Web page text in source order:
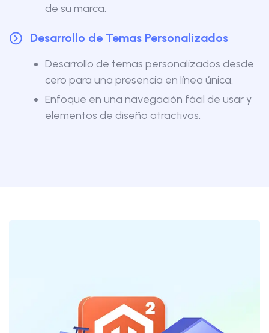
de su marca.
Desarrollo de Temas Personalizados
Desarrollo de temas personalizados desde
cero para una presencia en línea única.
Enfoque en una navegación fácil de usar y
elementos de diseño atractivos.